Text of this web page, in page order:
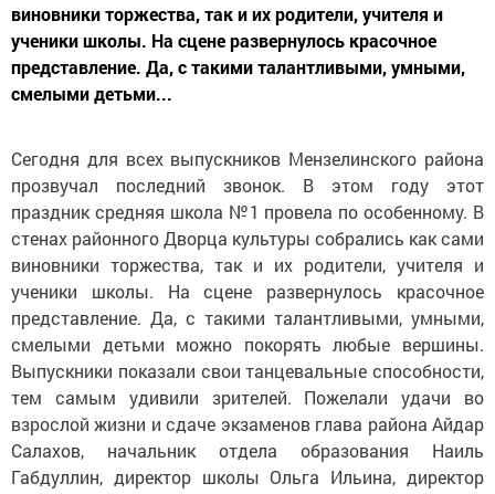
виновники торжества, так и их родители, учителя и
ученики школы. На сцене развернулось красочное
представление. Да, с такими талантливыми, умными,
смелыми детьми...
Сегодня для всех выпускников Мензелинского района
прозвучал последний звонок. В этом году этот
праздник средняя школа №1 провела по особенному. В
стенах районного Дворца культуры собрались как сами
виновники торжества, так и их родители, учителя и
ученики школы. На сцене развернулось красочное
представление. Да, с такими талантливыми, умными,
смелыми детьми можно покорять любые вершины.
Выпускники показали свои танцевальные способности,
тем самым удивили зрителей. Пожелали удачи во
взрослой жизни и сдаче экзаменов глава района Айдар
Салахов, начальник отдела образования Наиль
Габдуллин, директор школы Ольга Ильина, директор